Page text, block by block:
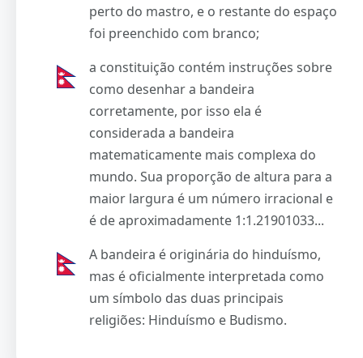
perto do mastro, e o restante do espaço
foi preenchido com branco;
a constituição contém instruções sobre
como desenhar a bandeira
corretamente, por isso ela é
considerada a bandeira
matematicamente mais complexa do
mundo. Sua proporção de altura para a
maior largura é um número irracional e
é de aproximadamente 1:1.21901033...
A bandeira é originária do hinduísmo,
mas é oficialmente interpretada como
um símbolo das duas principais
religiões: Hinduísmo e Budismo.